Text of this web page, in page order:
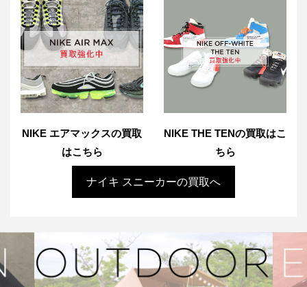
NIKE エアマックスの買取
はこちら
NIKE THE TENの買取はこ
ちら
ナイキ スニーカーの買取へ